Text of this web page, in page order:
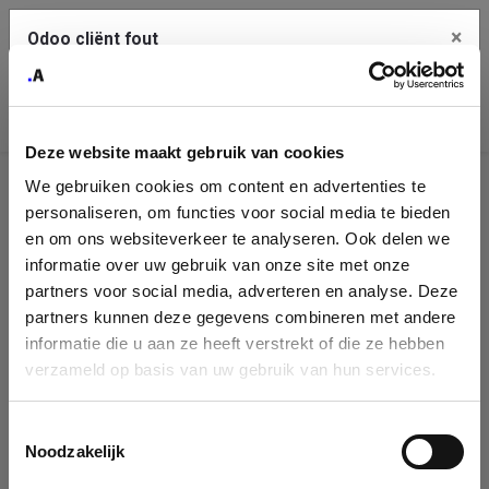
Deze website maakt gebruik van cookies
We gebruiken cookies om content en advertenties te
personaliseren, om functies voor social media te bieden
en om ons websiteverkeer te analyseren. Ook delen we
informatie over uw gebruik van onze site met onze
partners voor social media, adverteren en analyse. Deze
partners kunnen deze gegevens combineren met andere
informatie die u aan ze heeft verstrekt of die ze hebben
verzameld op basis van uw gebruik van hun services.
Noodzakelijk
Identificatie
onderneming
Please fill in your company details
You can search a company in our database by name, VAT or
enterprise ID. When a company is selected it will auto-complete the
form. If you don't find your company in our database, you can create
Odoo cliënt fout ×
klembord
Je dient de kopieer knop te gebruiken om de fout te melden
aan support.
Bekijk details